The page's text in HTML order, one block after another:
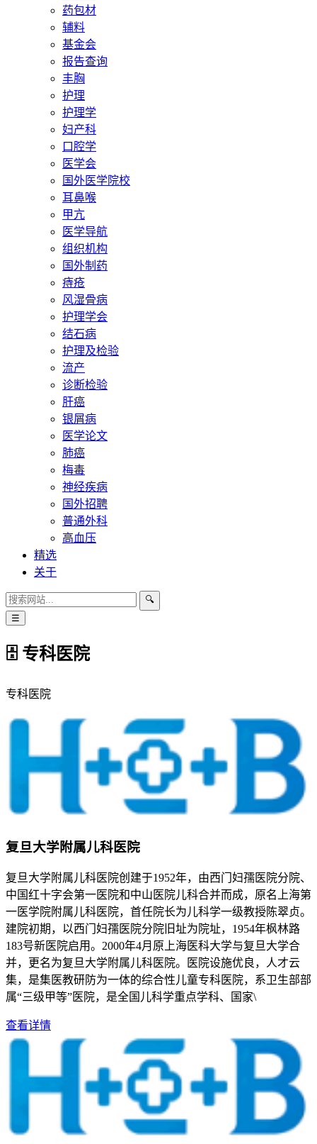
药包材
辅料
基金会
报告查询
丰胸
护理
护理学
妇产科
口腔学
医学会
国外医学院校
耳鼻喉
甲亢
医学导航
组织机构
国外制药
痔疮
风湿骨病
护理学会
结石病
护理及检验
流产
诊断检验
肝癌
银屑病
医学论文
肺癌
梅毒
神经疾病
国外招聘
普通外科
高血压
精选
关于
🔍
☰
🗄 专科医院
专科医院
复旦大学附属儿科医院
复旦大学附属儿科医院创建于1952年，由西门妇孺医院分院、
中国红十字会第一医院和中山医院儿科合并而成，原名上海第
一医学院附属儿科医院，首任院长为儿科学一级教授陈翠贞。
建院初期，以西门妇孺医院分院旧址为院址，1954年枫林路
183号新医院启用。2000年4月原上海医科大学与复旦大学合
并，更名为复旦大学附属儿科医院。医院设施优良，人才云
集，是集医教研防为一体的综合性儿童专科医院，系卫生部部
属“三级甲等”医院，是全国儿科学重点学科、国家\
查看详情